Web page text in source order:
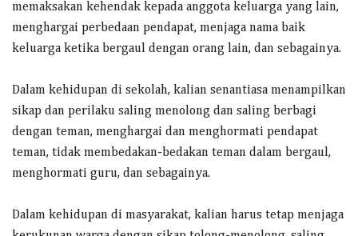
memaksakan kehendak kepada anggota keluarga yang lain,
menghargai perbedaan pendapat, menjaga nama baik
keluarga ketika bergaul dengan orang lain, dan sebagainya.
Dalam kehidupan di sekolah, kalian senantiasa menampilkan
sikap dan perilaku saling menolong dan saling berbagi
dengan teman, menghargai dan menghormati pendapat
teman, tidak membedakan-bedakan teman dalam bergaul,
menghormati guru, dan sebagainya.
Dalam kehidupan di masyarakat, kalian harus tetap menjaga